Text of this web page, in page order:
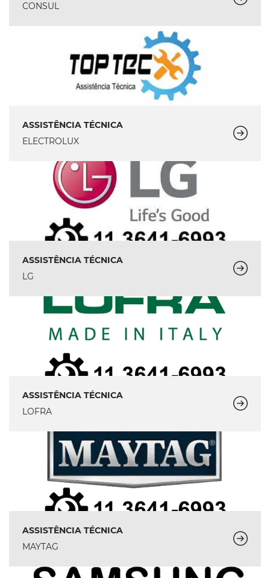
CONSUL
ASSISTÊNCIA TÉCNICA
ELECTROLUX
ASSISTÊNCIA TÉCNICA
LG
ASSISTÊNCIA TÉCNICA
LOFRA
ASSISTÊNCIA TÉCNICA
MAYTAG